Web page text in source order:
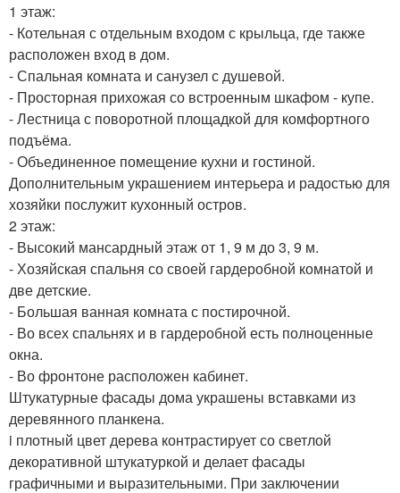
1 этаж:
- Котельная с отдельным входом с крыльца, где также
расположен вход в дом.
- Спальная комната и санузел с душевой.
- Просторная прихожая со встроенным шкафом - купе.
- Лестница с поворотной площадкой для комфортного
подъёма.
- Объединенное помещение кухни и гостиной.
Дополнительным украшением интерьера и радостью для
хозяйки послужит кухонный остров.
2 этаж:
- Высокий мансардный этаж от 1, 9 м до 3, 9 м.
- Хозяйская спальня со своей гардеробной комнатой и
две детские.
- Большая ванная комната с постирочной.
- Во всех спальнях и в гардеробной есть полноценные
окна.
- Во фронтоне расположен кабинет.
Штукатурные фасады дома украшены вставками из
деревянного планкена.
i плотный цвет дерева контрастирует со светлой
декоративной штукатуркой и делает фасады
графичными и выразительными. При заключении